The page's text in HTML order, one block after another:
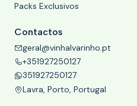
Packs Exclusivos
Contactos
geral@vinhalvarinho.pt
+351927250127
351927250127
Lavra, Porto, Portugal